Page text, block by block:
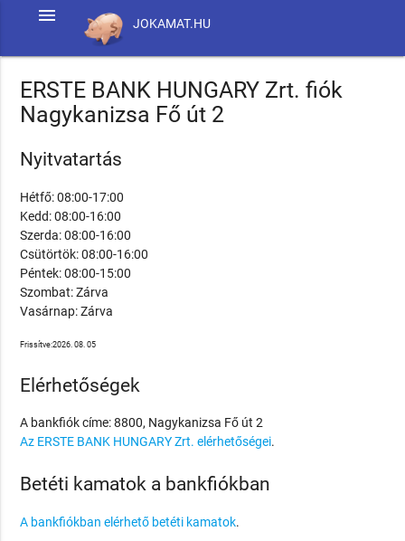
JOKAMAT.HU
menu
ERSTE BANK HUNGARY Zrt. fiók
Nagykanizsa Fő út 2
Nyitvatartás
Hétfő: 08:00-17:00
Kedd: 08:00-16:00
Szerda: 08:00-16:00
Csütörtök: 08:00-16:00
Péntek: 08:00-15:00
Szombat: Zárva
Vasárnap: Zárva
Frissítve:2026. 08. 05
Elérhetőségek
A bankfiók címe: 8800, Nagykanizsa Fő út 2
Az ERSTE BANK HUNGARY Zrt. elérhetőségei.
Betéti kamatok a bankfiókban
A bankfiókban elérhető betéti kamatok.